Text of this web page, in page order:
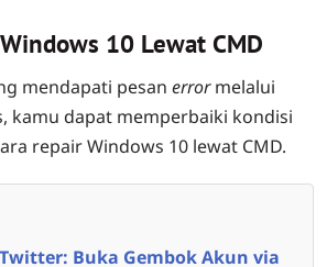
10 Lewat CMD
mendapati pesan errormelalui
kamu dapat memperbaiki kondisi
repair Windows 10 lewat CMD.
Buka Gembok Akun via